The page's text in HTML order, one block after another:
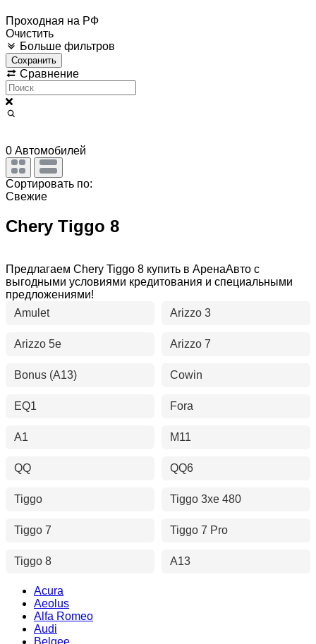
Проходная на РФ
Очистить
Больше фильтров
Сохранить
Сравнение
0 Автомобилей
Сортировать по:
Свежие
Chery Tiggo 8
Предлагаем Chery Tiggo 8 купить в АренаАвто с
выгодными условиями кредитования и специальными
предложениями!
Amulet
Arizzo 3
Arizzo 5e Arizzo 7
Bonus (A13) Cowin
EQ1 Fora
A1 M11
QQ QQ6
Tiggo Tiggo 3xe 480
Tiggo 7 Tiggo 7 Pro
Tiggo 8 A13
Acura
Aeolus
Alfa Romeo
Audi